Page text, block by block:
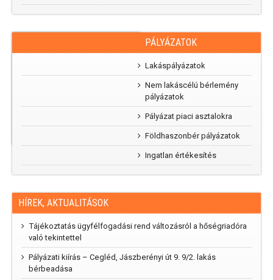
parkunk, mi
PÁLYÁZATOK
Lakáspályázatok
Nem lakáscélú bérlemény
pályázatok
Pályázat piaci asztalokra
Földhaszonbér pályázatok
Ingatlan értékesítés
HÍREK, AKTUALITÁSOK
Tájékoztatás ügyfélfogadási rend változásról a hőségriadóra
való tekintettel
Pályázati kiírás – Cegléd, Jászberényi út 9. 9/2. lakás
bérbeadása